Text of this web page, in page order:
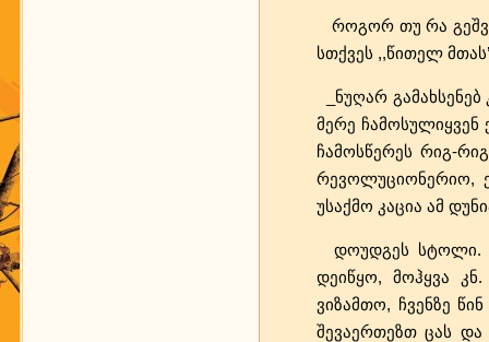
როგორ თუ რა
სთქვეს ,,წითელ
_ნუღარ
მერე ჩამოსულიყვენ
ჩამოსწერეს რიგ-
რევოლუციონერიო,
უსაქმო კაცია ამ
დოუდგეს სტოლი.
დეიწყო, მოჰყვა
ვიზამთო, ჩვენზე
შევაერთეზთ ცას და